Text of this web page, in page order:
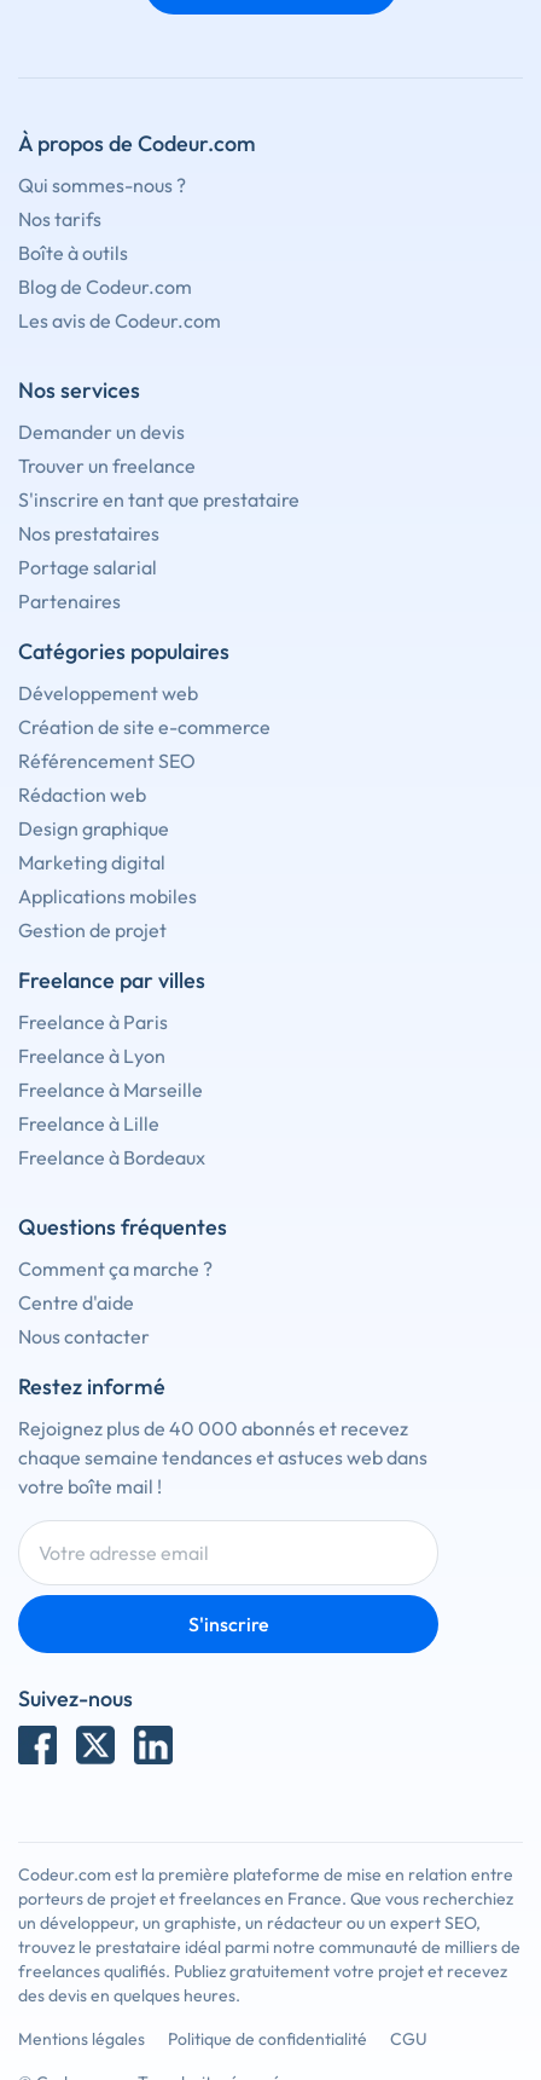
À propos de Codeur.com
Qui sommes-nous ?
Nos tarifs
Boîte à outils
Blog de Codeur.com
Les avis de Codeur.com
Nos services
Demander un devis
Trouver un freelance
S'inscrire en tant que prestataire
Nos prestataires
Portage salarial
Partenaires
Catégories populaires
Développement web
Création de site e-commerce
Référencement SEO
Rédaction web
Design graphique
Marketing digital
Applications mobiles
Gestion de projet
Freelance par villes
Freelance à Paris
Freelance à Lyon
Freelance à Marseille
Freelance à Lille
Freelance à Bordeaux
Questions fréquentes
Comment ça marche ?
Centre d'aide
Nous contacter
Restez informé
Rejoignez plus de 40 000 abonnés et recevez
chaque semaine tendances et astuces web dans
votre boîte mail !
S'inscrire
Suivez-nous
Codeur.com est la première plateforme de mise en relation entre
porteurs de projet et freelances en France. Que vous recherchiez
un développeur, un graphiste, un rédacteur ou un expert SEO,
trouvez le prestataire idéal parmi notre communauté de milliers de
freelances qualifiés. Publiez gratuitement votre projet et recevez
des devis en quelques heures.
Mentions légales
Politique de confidentialité
CGU